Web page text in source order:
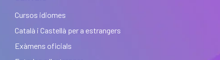
Cursos idiomes
Català i Castellà per a estrangers
Exàmens oficials